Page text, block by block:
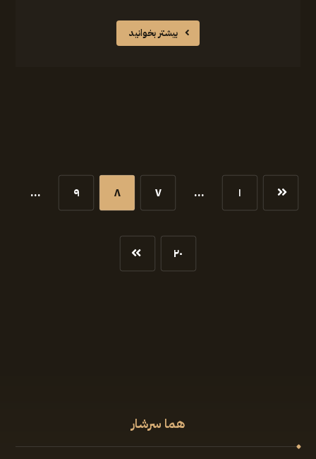
بیشتر بخوانید
۱ … ۷ ۸ ۹ …
۲۰
هما سرشار